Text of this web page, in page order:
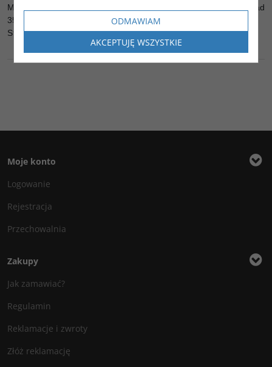
Maszyna ma założone nowe gąsienice rolki itd. (rachunki na ponad
35 tys zl netto )
Stan techniczny bardzo dobry. Maszyna w pełni sprawna.
Moje konto
Logowanie
Rejestracja
Przechowalnia
Zakupy
Jak zamawiać?
Regulamin
Reklamacje i zwroty
Złóż reklamację
ODMAWIAM
AKCEPTUJĘ WSZYSTKIE